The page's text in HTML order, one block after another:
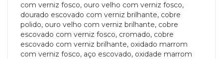
com verniz fosco, ouro velho com verniz fosco,
dourado escovado com verniz brilhante, cobre
polido, ouro velho com verniz brilhante, cobre
escovado com verniz fosco, cromado, cobre
escovado com verniz brilhante, oxidado marrom
com verniz fosco, aço escovado, oxidade marrom